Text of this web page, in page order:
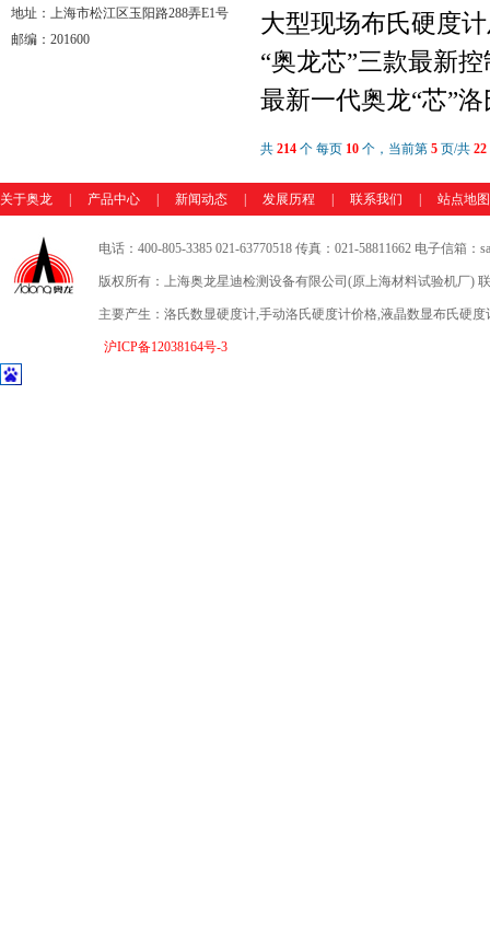
地址：上海市松江区玉阳路288弄E1号
邮编：201600
2017-11-23
大型现场布氏硬度
“奥龙芯”三款最新
最新一代奥龙“芯”
共 214 个 每页 10 个，当前第 5 页/共 22
关于奥龙 产品中心 新闻动态 发展历程 联系我们 站点地图
电话：400-805-3385 021-63770518 传真：021-58811662 电子信箱：
版权所有：上海奥龙星迪检测设备有限公司(原上海材料试验机厂)
主要产生：洛氏数显硬度计,手动洛氏硬度计价格,液晶数显布氏硬
沪ICP备12038164号-3